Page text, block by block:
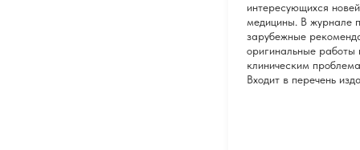
интересующихся
медицины. В журнале
зарубежные
оригинальные работы
клиническим
Входит в перечень